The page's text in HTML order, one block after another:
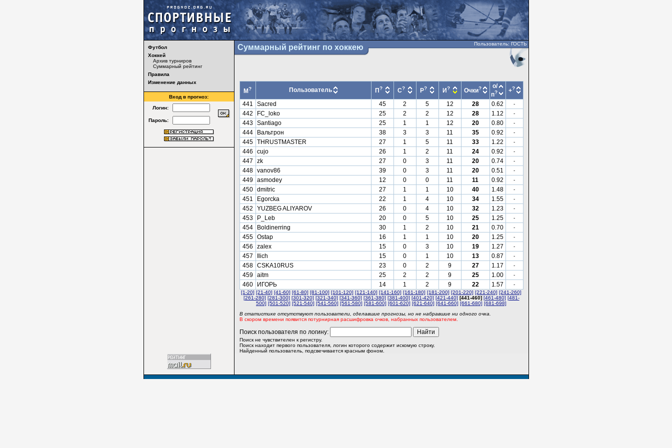
Футбол
Хоккей
Архив турниров
Суммарный рейтинг
Правила
Изменение данных
Вход в прогноз:
Логин:
Пароль:
Суммарный рейтинг по хоккею Пользователь: ГОСТЬ
М? Пользователь П? С? Р? И? Очки?
о/
п? +?
441 Sacred 45 2 5 12 28 0.62 -
442 FC_loko 25 2 2 12 28 1.12 -
443 Santiago 25 1 1 12 20 0.80 -
444 Вальтрон 38 3 3 11 35 0.92 -
445 THRUSTMASTER 27 1 5 11 33 1.22 -
446 cujo 26 1 2 11 24 0.92 -
447 zk 27 0 3 11 20 0.74 -
448 vanov86 39 0 3 11 20 0.51 -
449 asmodey 12 0 0 11 11 0.92 -
450 dmitric 27 1 1 10 40 1.48 -
451 Egorcka 22 1 4 10 34 1.55 -
452 YUZBEG ALIYAROV 26 0 4 10 32 1.23 -
453 P_Leb 20 0 5 10 25 1.25 -
454 Boldinerring 30 1 2 10 21 0.70 -
455 Ostap 16 1 1 10 20 1.25 -
456 zalex 15 0 3 10 19 1.27 -
457 Ilich 15 0 1 10 13 0.87 -
458 CSKA10RUS 23 0 2 9 27 1.17 -
459 aitm 25 2 2 9 25 1.00 -
460 ИГОРЬ 14 1 2 9 22 1.57
-
[1-20] [21-40] [41-60] [61-80] [81-100] [101-120] [121-140] [141-160] [161-180] [181-200] [201-220] [221-240] [241-260]
[261-280] [281-300] [301-320] [321-340] [341-360] [361-380] [381-400] [401-420] [421-440] [441-460] [461-480] [481-
500] [501-520] [521-540] [541-560] [561-580] [581-600] [601-620] [621-640] [641-660] [661-680] [681-698]
В статистике отсутствуют пользователи, сделавшие прогнозы, но не набравшие ни одного очка.
В скором времени появится потурнирная расшифровка очков, набранных пользователем.
Поиск пользователя по логину:
Поиск не чувствителен к регистру.
Поиск находит первого пользователя, логин которого содержит искомую строку.
Найденный пользователь, подсвечивается красным фоном.